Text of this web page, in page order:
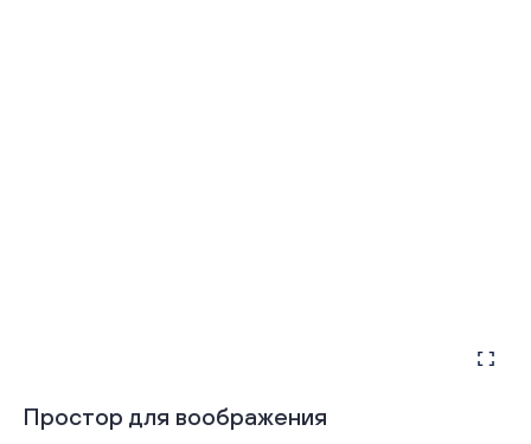
Простор для воображения